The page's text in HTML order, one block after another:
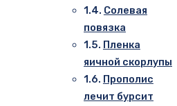
Солевая
повязка
Пленка
яичной скорлупы
Прополис
лечит бурсит